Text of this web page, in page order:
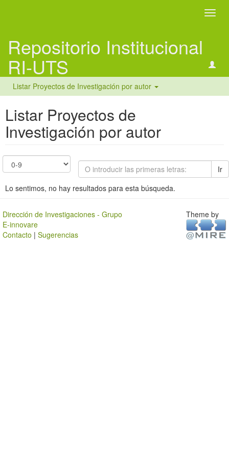
Repositorio Institucional
RI-UTS
Listar Proyectos de Investigación por autor
Listar Proyectos de
Investigación por autor
Ir
Lo sentimos, no hay resultados para esta búsqueda.
Dirección de Investigaciones - Grupo
E-innovare
Contacto | Sugerencias
Theme by